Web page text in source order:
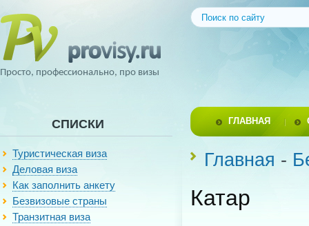
Просто, профессионально, про визы
СПИСКИ
Туристическая виза
Деловая виза
Как заполнить анкету
Безвизовые страны
Транзитная виза
ГЛАВНАЯ
Главная -
Катар